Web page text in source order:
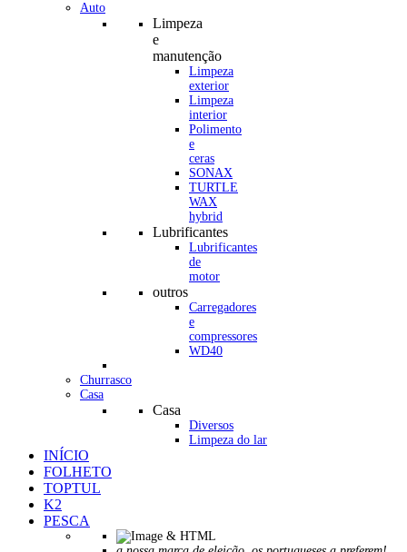
Auto
Limpeza
e
manutenção
Limpeza
exterior
Limpeza
interior
Polimento
e
ceras
SONAX
TURTLE
WAX
hybrid
Lubrificantes
Lubrificantes
de
motor
outros
Carregadores
e
compressores
WD40
Churrasco
Casa
Casa
Diversos
Limpeza do lar
INÍCIO
FOLHETO
TOPTUL
K2
PESCA